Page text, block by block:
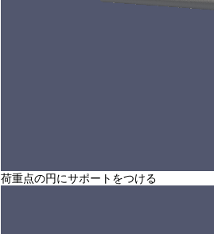
荷重点の円にサポートをつける